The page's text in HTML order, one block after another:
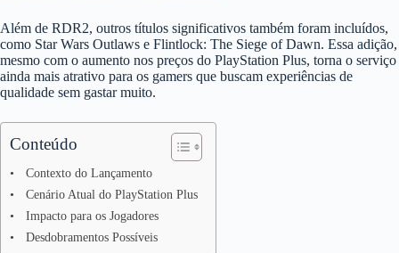
Além de RDR2, outros títulos significativos também foram incluídos,
como Star Wars Outlaws e Flintlock: The Siege of Dawn. Essa adição,
mesmo com o aumento nos preços do PlayStation Plus, torna o serviço
ainda mais atrativo para os gamers que buscam experiências de
qualidade sem gastar muito.
Conteúdo
Contexto do Lançamento
Cenário Atual do PlayStation Plus
Impacto para os Jogadores
Desdobramentos Possíveis